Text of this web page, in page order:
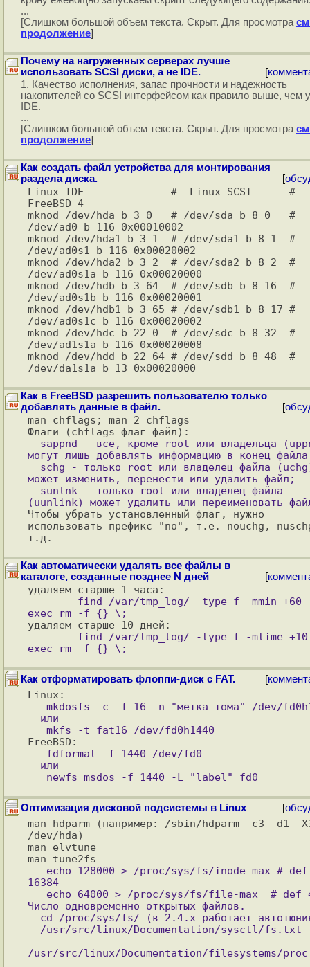
...
[Слишком большой объем текста. Скрыт. Для просмотра
продолжение]
Почему на нагруженных серверах лучше
использовать SCSI диски, а не IDE.
[
1. Качество исполнения, запас прочности и надежность
накопителей со SCSI интерфейсом как правило выше, чем у
IDE.
...
[Слишком большой объем текста. Скрыт. Для просмотра
продолжение]
Как создать файл устройства для монтирования
раздела диска.
[
Linux IDE              #  Linux SCSI      #
FreeBSD 4
mknod /dev/hda b 3 0   # /dev/sda b 8 0   #
/dev/ad0 b 116 0x00010002
mknod /dev/hda1 b 3 1  # /dev/sda1 b 8 1  #
/dev/ad0s1 b 116 0x00020002
mknod /dev/hda2 b 3 2  # /dev/sda2 b 8 2  #
/dev/ad0s1a b 116 0x00020000
mknod /dev/hdb b 3 64  # /dev/sdb b 8 16  #
/dev/ad0s1b b 116 0x00020001
mknod /dev/hdb1 b 3 65 # /dev/sdb1 b 8 17 #
/dev/ad0s1c b 116 0x00020002
mknod /dev/hdc b 22 0  # /dev/sdc b 8 32  #
/dev/ad1s1a b 116 0x00020008
mknod /dev/hdd b 22 64 # /dev/sdd b 8 48  #
Как в FreeBSD разрешить пользователю только
добавлять данные в файл.
[
man chflags; man 2 chflags
могут лишь добавлять информацию в конец
может изменить, перенести или удалить файл;
Чтобы убрать установленный флаг, нужно
использовать префикс "no", т.е. nouchg,
Как автоматически удалять все файлы в
каталоге, созданные позднее N дней
[
Как отформатировать флоппи-диск с FAT. [
Оптимизация дисковой подсистемы в Linux [
man hdparm (например: /sbin/hdparm -c3 -d1 -
/dev/hda)
man elvtune
16384
Число одновременно открытых файлов.